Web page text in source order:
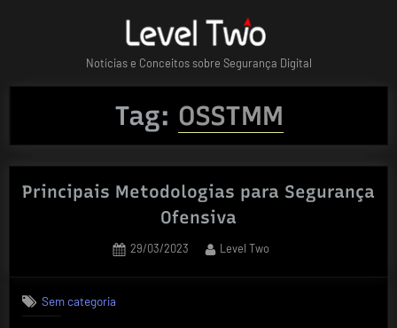
Notícias e Conceitos sobre Segurança Digital
Tag: OSSTMM
Principais Metodologias para Segurança
Ofensiva
Posted
29/03/2023 By
Level Two
Sem categoria